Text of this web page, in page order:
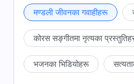
मण्डली जीवनका गवाहीहरू
कोरस सङ्गीतमा नृत्यका
भजनका भिडियोहरू